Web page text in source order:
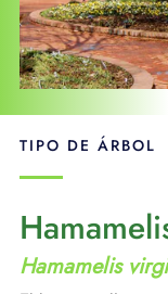
TIPO DE ÁRBOL
Hamamelis